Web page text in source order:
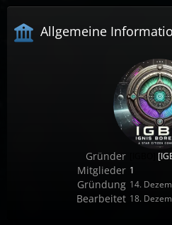
Allgemeine
Gründer
1
Mitglieder
14.
Gründung
18.
Bearbeitet